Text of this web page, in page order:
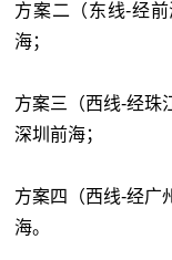
方案二（东线-经
海；
方案三（西线-经
深圳前海；
方案四（西线-经
海。